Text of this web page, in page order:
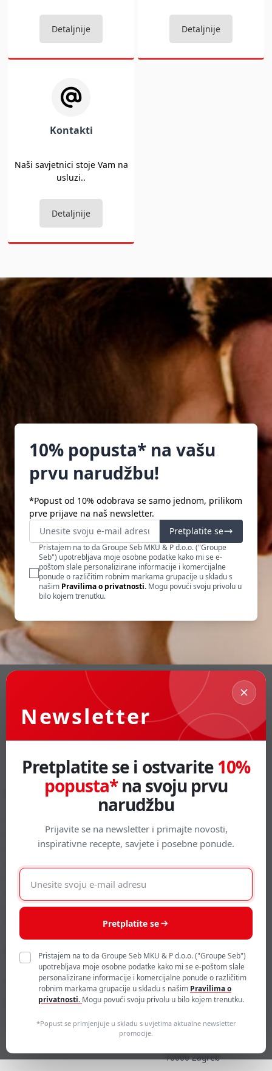
Detaljnije Detaljnije
Kontakti
Naši savjetnici stoje Vam na
usluzi..
Detaljnije
10% popusta* na vašu
prvu narudžbu!
*Popust od 10% odobrava se samo jednom, prilikom
prve prijave na naš newsletter.
Pretplatite se
Pristajem na to da Groupe Seb MKU & P d.o.o. ("Groupe
Seb") upotrebljava moje osobne podatke kako mi se e-
poštom slale personalizirane informacije i komercijalne
ponude o različitim robnim markama grupacije u skladu s
našim Pravilima o privatnosti. Mogu povući svoju privolu u
bilo kojem trenutku.
Newsletter
Pretplatite se i ostvarite10%
popusta*na svoju prvu
narudžbu
Prijavite se na newsletter i primajte novosti,
inspirativne recepte, savjete i posebne ponude.
E-
mail
adresa
Pretplatite se
Pristajem na to da Groupe Seb MKU & P d.o.o. ("Groupe Seb")
upotrebljava moje osobne podatke kako mi se e-poštom slale
personalizirane informacije i komercijalne ponude o različitim
robnim markama grupacije u skladu s našim Pravilima o
privatnosti. Mogu povući svoju privolu u bilo kojem trenutku.
*Popust se primjenjuje u skladu s uvjetima aktualne newsletter
promocije.
Informacije
Pravo na jednostrani raskid
Slanje i dostava
Izjava o korištenju Monri
O nama
Održivost
Zbrinjavanje otpada i zaštita
Moj korisnički račun
Prijavite se
Kreirajte korisnički račun
Kolačići
Kontakt
contact-
hr@groupeseb.com
10000 Zagreb